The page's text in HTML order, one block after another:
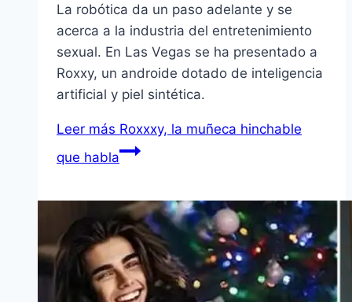
La robótica da un paso adelante y se
acerca a la industria del entretenimiento
sexual. En Las Vegas se ha presentado a
Roxxy, un androide dotado de inteligencia
artificial y piel sintética.
Leer más Roxxxy, la muñeca hinchable
que habla